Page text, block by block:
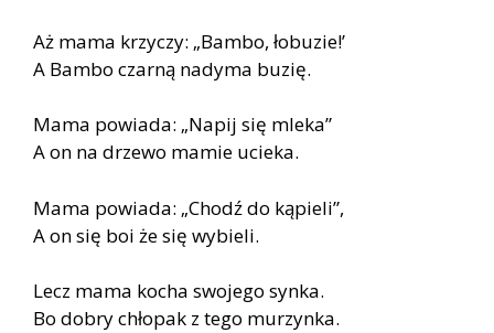
Aż mama krzyczy: „Bambo, łobuzie!’
A Bambo czarną nadyma buzię.
Mama powiada: „Napij się mleka”
A on na drzewo mamie ucieka.
Mama powiada: „Chodź do kąpieli”,
A on się boi że się wybieli.
Lecz mama kocha swojego synka.
Bo dobry chłopak z tego murzynka.